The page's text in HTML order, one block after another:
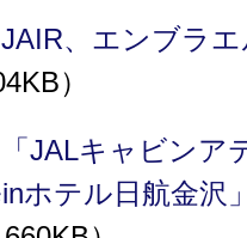
JAIR、エンブラ
）
「JALキャビン
ホテル日航金沢